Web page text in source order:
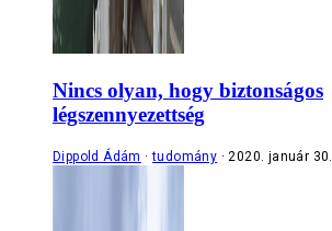
Nincs olyan, hogy biztonságos
légszennyezettség
Dippold Ádám tudomány 2020. január 30.